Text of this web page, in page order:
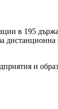
в 195
и